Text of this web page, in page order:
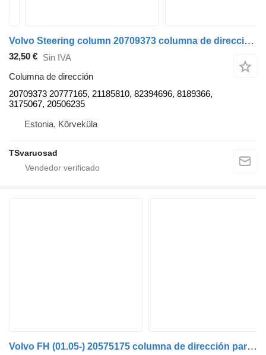
Volvo Steering column 20709373 columna de dirección para Volvo FH12 cabeza tractora
32,50 € Sin IVA
Columna de dirección
20709373 20777165, 21185810, 82394696, 8189366,
3175067, 20506235
Estonia, Kõrveküla
TSvaruosad
Volvo FH (01.05-) 20575175 columna de dirección para Volvo FH12, FH16, NH12, FH, VNL780 (1993-2014) cabeza tractora